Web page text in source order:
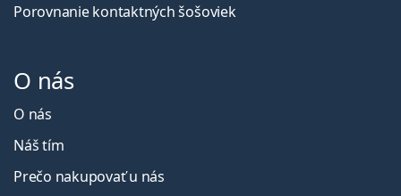
Porovnanie kontaktných šošoviek
O nás
O nás
Náš tím
Prečo nakupovať u nás